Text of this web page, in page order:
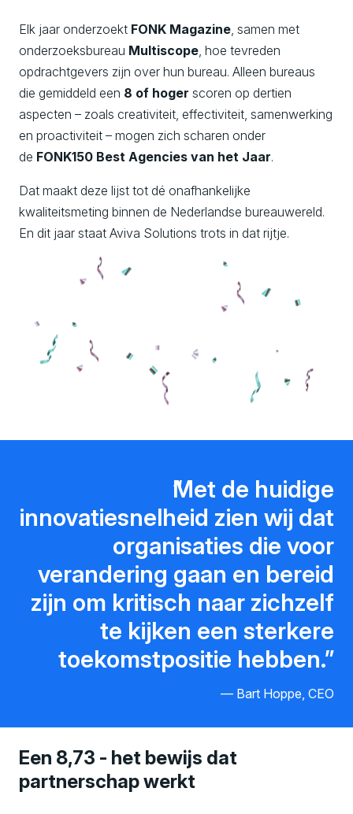
Elk jaar onderzoekt FONK Magazine, samen met
onderzoeksbureau Multiscope, hoe tevreden
opdrachtgevers zijn over hun bureau. Alleen bureaus
die gemiddeld een 8 of hoger scoren op dertien
aspecten – zoals creativiteit, effectiviteit, samenwerking
en proactiviteit – mogen zich scharen onder
de FONK150 Best Agencies van het Jaar.
Dat maakt deze lijst tot dé onafhankelijke
kwaliteitsmeting binnen de Nederlandse bureauwereld.
En dit jaar staat Aviva Solutions trots in dat rijtje.
Met de huidige
innovatiesnelheid zien wij dat
organisaties die voor
verandering gaan en bereid
zijn om kritisch naar zichzelf
te kijken een sterkere
toekomstpositie hebben.
Bart Hoppe, CEO
Een 8,73 - het bewijs dat
partnerschap werkt